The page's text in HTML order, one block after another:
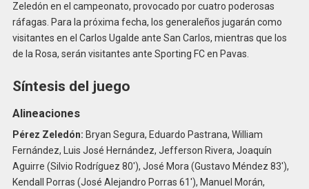
Zeledón en el campeonato, provocado por cuatro poderosas
ráfagas. Para la próxima fecha, los generaleños jugarán como
visitantes en el Carlos Ugalde ante San Carlos, mientras que los
de la Rosa, serán visitantes ante Sporting FC en Pavas.
Síntesis del juego
Alineaciones
Pérez Zeledón: Bryan Segura, Eduardo Pastrana, William
Fernández, Luis José Hernández, Jefferson Rivera, Joaquín
Aguirre (Silvio Rodríguez 80′), José Mora (Gustavo Méndez 83′),
Kendall Porras (José Alejandro Porras 61′), Manuel Morán,